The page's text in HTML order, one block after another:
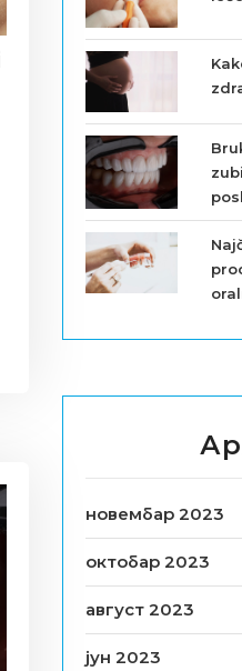
новембар 2023
октобар 2023
август 2023
јун 2023